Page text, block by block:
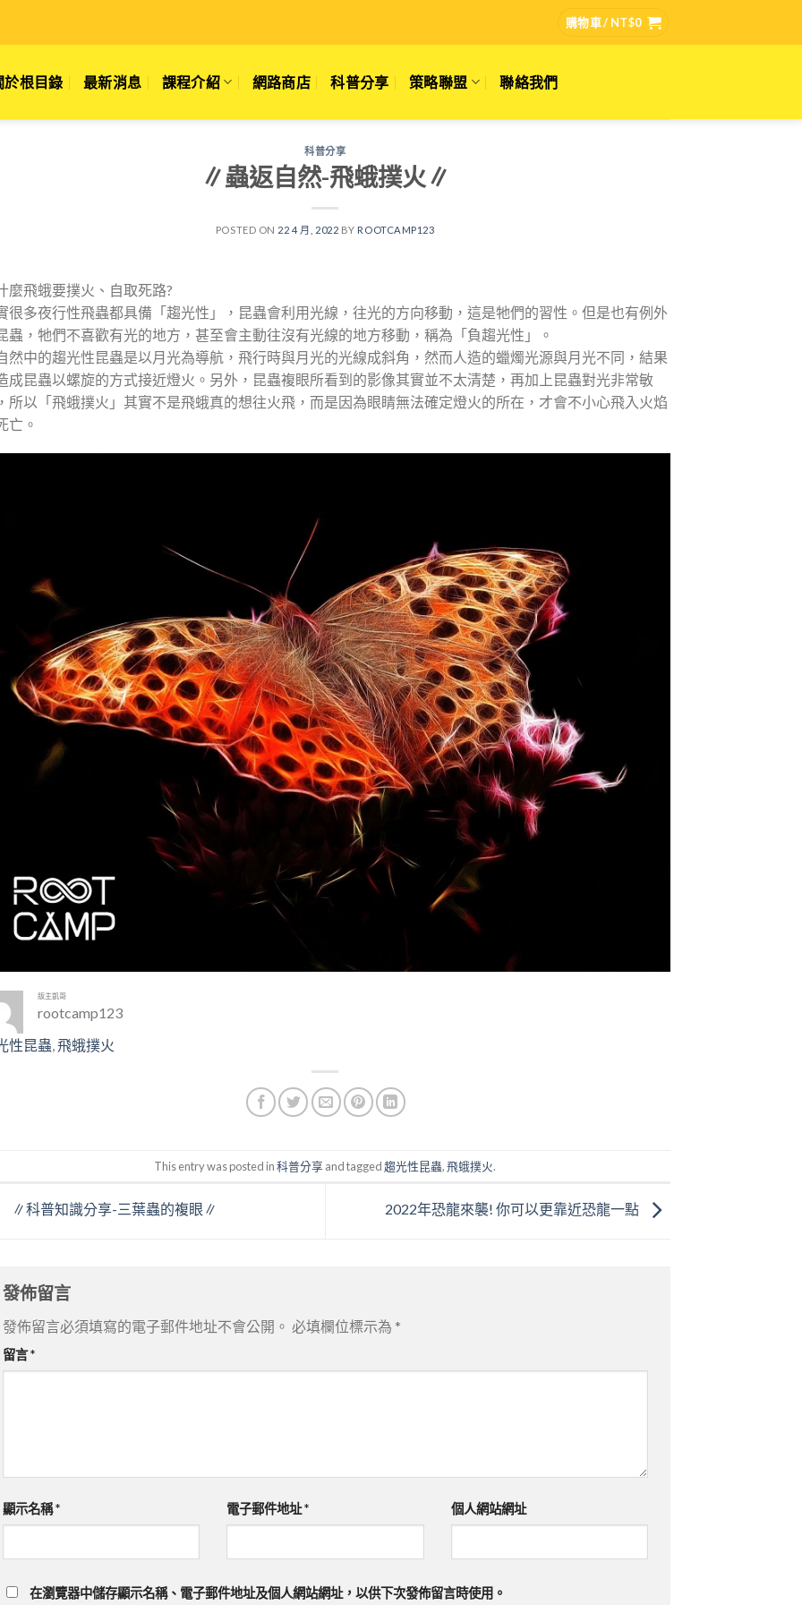
購物車 / NT$0
於根目錄 最新消息 課程介紹 網路商店 科普分享 策略聯盟 聯絡我們
科普分享
∥蟲返自然-飛蛾撲火∥
POSTED ON 22 4 月, 2022 BY ROOTCAMP123
麼飛蛾要撲火、自取死路?
很多夜行性飛蟲都具備「趨光性」，昆蟲會利用光線，往光的方向移動，這是牠們的習性。但是也有例外
蟲，牠們不喜歡有光的地方，甚至會主動往沒有光線的地方移動，稱為「負趨光性」。
然中的趨光性昆蟲是以月光為導航，飛行時與月光的光線成斜角，然而人造的蠟燭光源與月光不同，結果
成昆蟲以螺旋的方式接近燈火。另外，昆蟲複眼所看到的影像其實並不太清楚，再加上昆蟲對光非常敏
所以「飛蛾撲火」其實不是飛蛾真的想往火飛，而是因為眼睛無法確定燈火的所在，才會不小心飛入火焰
亡。
版主凱哥
rootcamp123
性昆蟲, 飛蛾撲火
This entry was posted in科普分享 and tagged趨光性昆蟲,飛蛾撲火.
∥科普知識分享-三葉蟲的複眼∥ 2022年恐龍來襲! 你可以更靠近恐龍一點
發佈留言
發佈留言必須填寫的電子郵件地址不會公開。 必填欄位標示為 *
留言*
顯示名稱* 電子郵件地址* 個人網站網址
在瀏覽器中儲存顯示名稱、電子郵件地址及個人網站網址，以供下次發佈留言時使用。